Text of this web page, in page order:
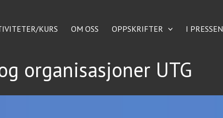
KURS OM OSS OPPSKRIFTER I PRESSEN
organisasjoner UTG